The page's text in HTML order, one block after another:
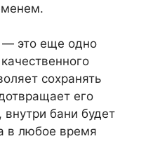
— это еще одно
сохранять
его
внутри бани будет
в любое время